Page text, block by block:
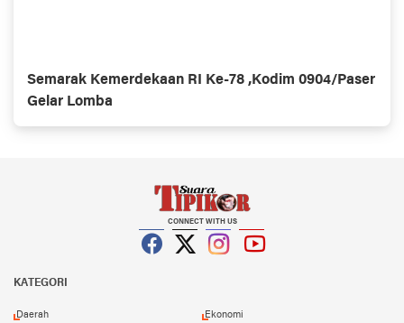
Semarak Kemerdekaan RI Ke-78 ,Kodim 0904/Paser
Gelar Lomba
CONNECT WITH US
KATEGORI
Daerah Ekonomi